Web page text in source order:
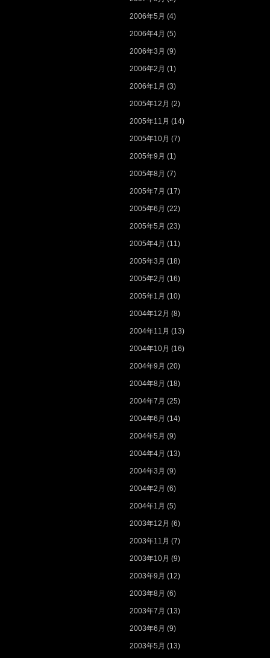
2006年5月 (4)
2006年4月 (5)
2006年3月 (9)
2006年2月 (1)
2006年1月 (3)
2005年12月 (2)
2005年11月 (14)
2005年10月 (7)
2005年9月 (1)
2005年8月 (7)
2005年7月 (17)
2005年6月 (22)
2005年5月 (23)
2005年4月 (11)
2005年3月 (18)
2005年2月 (16)
2005年1月 (10)
2004年12月 (8)
2004年11月 (13)
2004年10月 (16)
2004年9月 (20)
2004年8月 (18)
2004年7月 (25)
2004年6月 (14)
2004年5月 (9)
2004年4月 (13)
2004年3月 (9)
2004年2月 (6)
2004年1月 (5)
2003年12月 (6)
2003年11月 (7)
2003年10月 (9)
2003年9月 (12)
2003年8月 (6)
2003年7月 (13)
2003年6月 (9)
2003年5月 (13)